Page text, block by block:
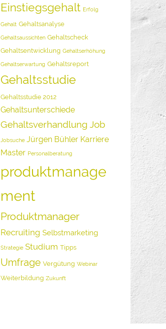
Einstiegsgehalt Erfolg
Gehalt Gehaltsanalyse
Gehaltsaussichten Gehaltscheck
Gehaltsentwicklung Gehaltserhöhung
Gehaltserwartung Gehaltsreport
Gehaltsstudie
Gehaltsstudie 2012
Gehaltsunterschiede
Gehaltsverhandlung Job
Jobsuche Jürgen Bühler Karriere
Master Personalberatung
produktmanage
ment
Produktmanager
Recruiting Selbstmarketing
Strategie Studium Tipps
Umfrage Vergütung Webinar
Weiterbildung Zukunft